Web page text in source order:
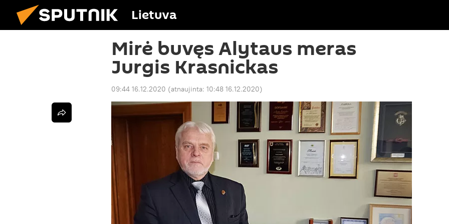
Lietuva
Mirė buvęs Alytaus meras
Jurgis Krasnickas
09:44 16.12.2020 (atnaujinta: 10:48 16.12.2020)